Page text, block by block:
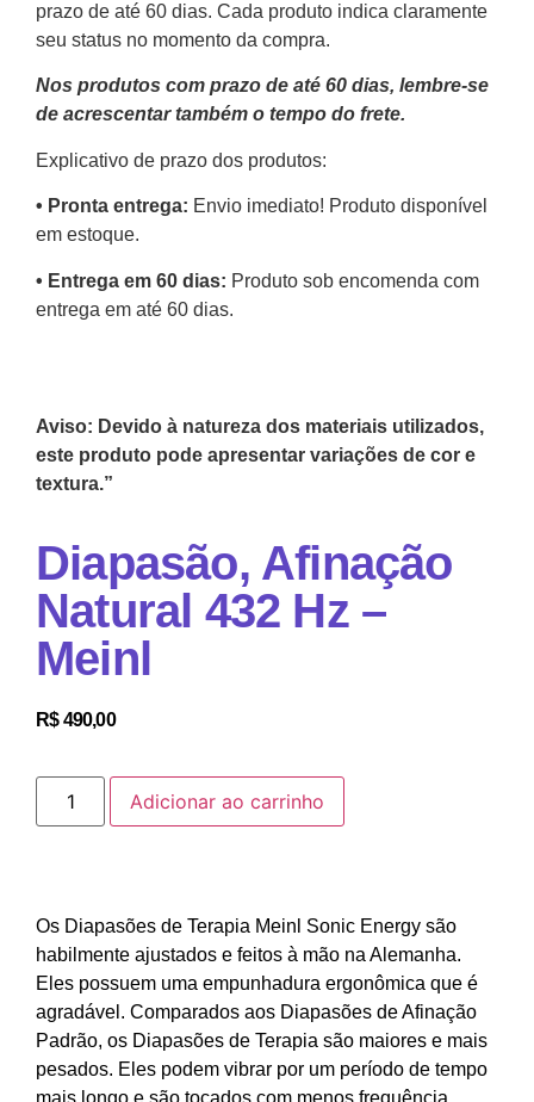
prazo de até 60 dias. Cada produto indica claramente
seu status no momento da compra.
Nos produtos com prazo de até 60 dias, lembre-se
de acrescentar também o tempo do frete.
Explicativo de prazo dos produtos:
•⁠ ⁠Pronta entrega: Envio imediato! Produto disponível
em estoque.
•⁠ Entrega em 60 dias: Produto sob encomenda com
entrega em até 60 dias.
Aviso: Devido à natureza dos materiais utilizados,
este produto pode apresentar variações de cor e
textura.”
Diapasão, Afinação
Natural 432 Hz –
Meinl
R$490,00
Adicionar ao carrinho
Os Diapasões de Terapia Meinl Sonic Energy são
habilmente ajustados e feitos à mão na Alemanha.
Eles possuem uma empunhadura ergonômica que é
agradável. Comparados aos Diapasões de Afinação
Padrão, os Diapasões de Terapia são maiores e mais
pesados. Eles podem vibrar por um período de tempo
mais longo e são tocados com menos frequência